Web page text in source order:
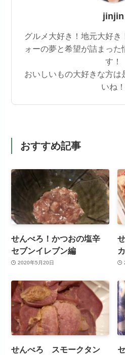
jinjin
グルメ大好き！地元大好き
ォーの夢と希望が詰まった
す！
おいしいもの大好きな方は
いね！
おすすめ記事
せんべろ！かつおの塩辛
セブンイレブン編
2020年5月20日
せんべろ スモークタン